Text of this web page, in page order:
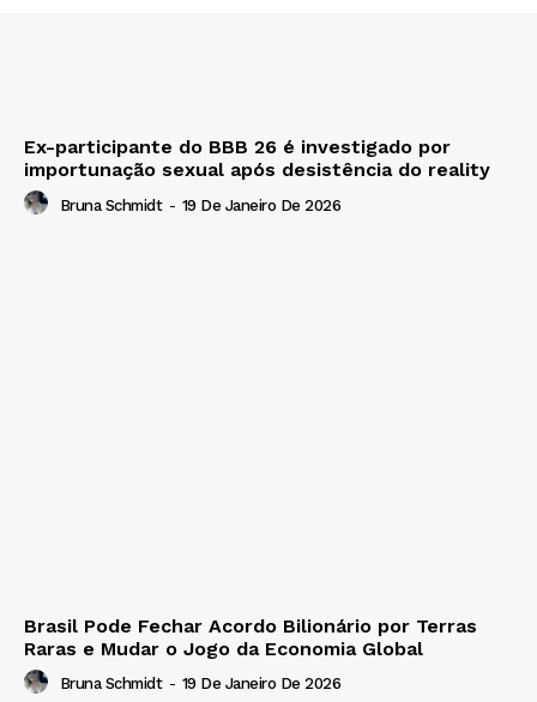
Ex-participante do BBB 26 é investigado por
importunação sexual após desistência do reality
Bruna Schmidt - 19 De Janeiro De 2026
Brasil Pode Fechar Acordo Bilionário por Terras
Raras e Mudar o Jogo da Economia Global
Bruna Schmidt - 19 De Janeiro De 2026